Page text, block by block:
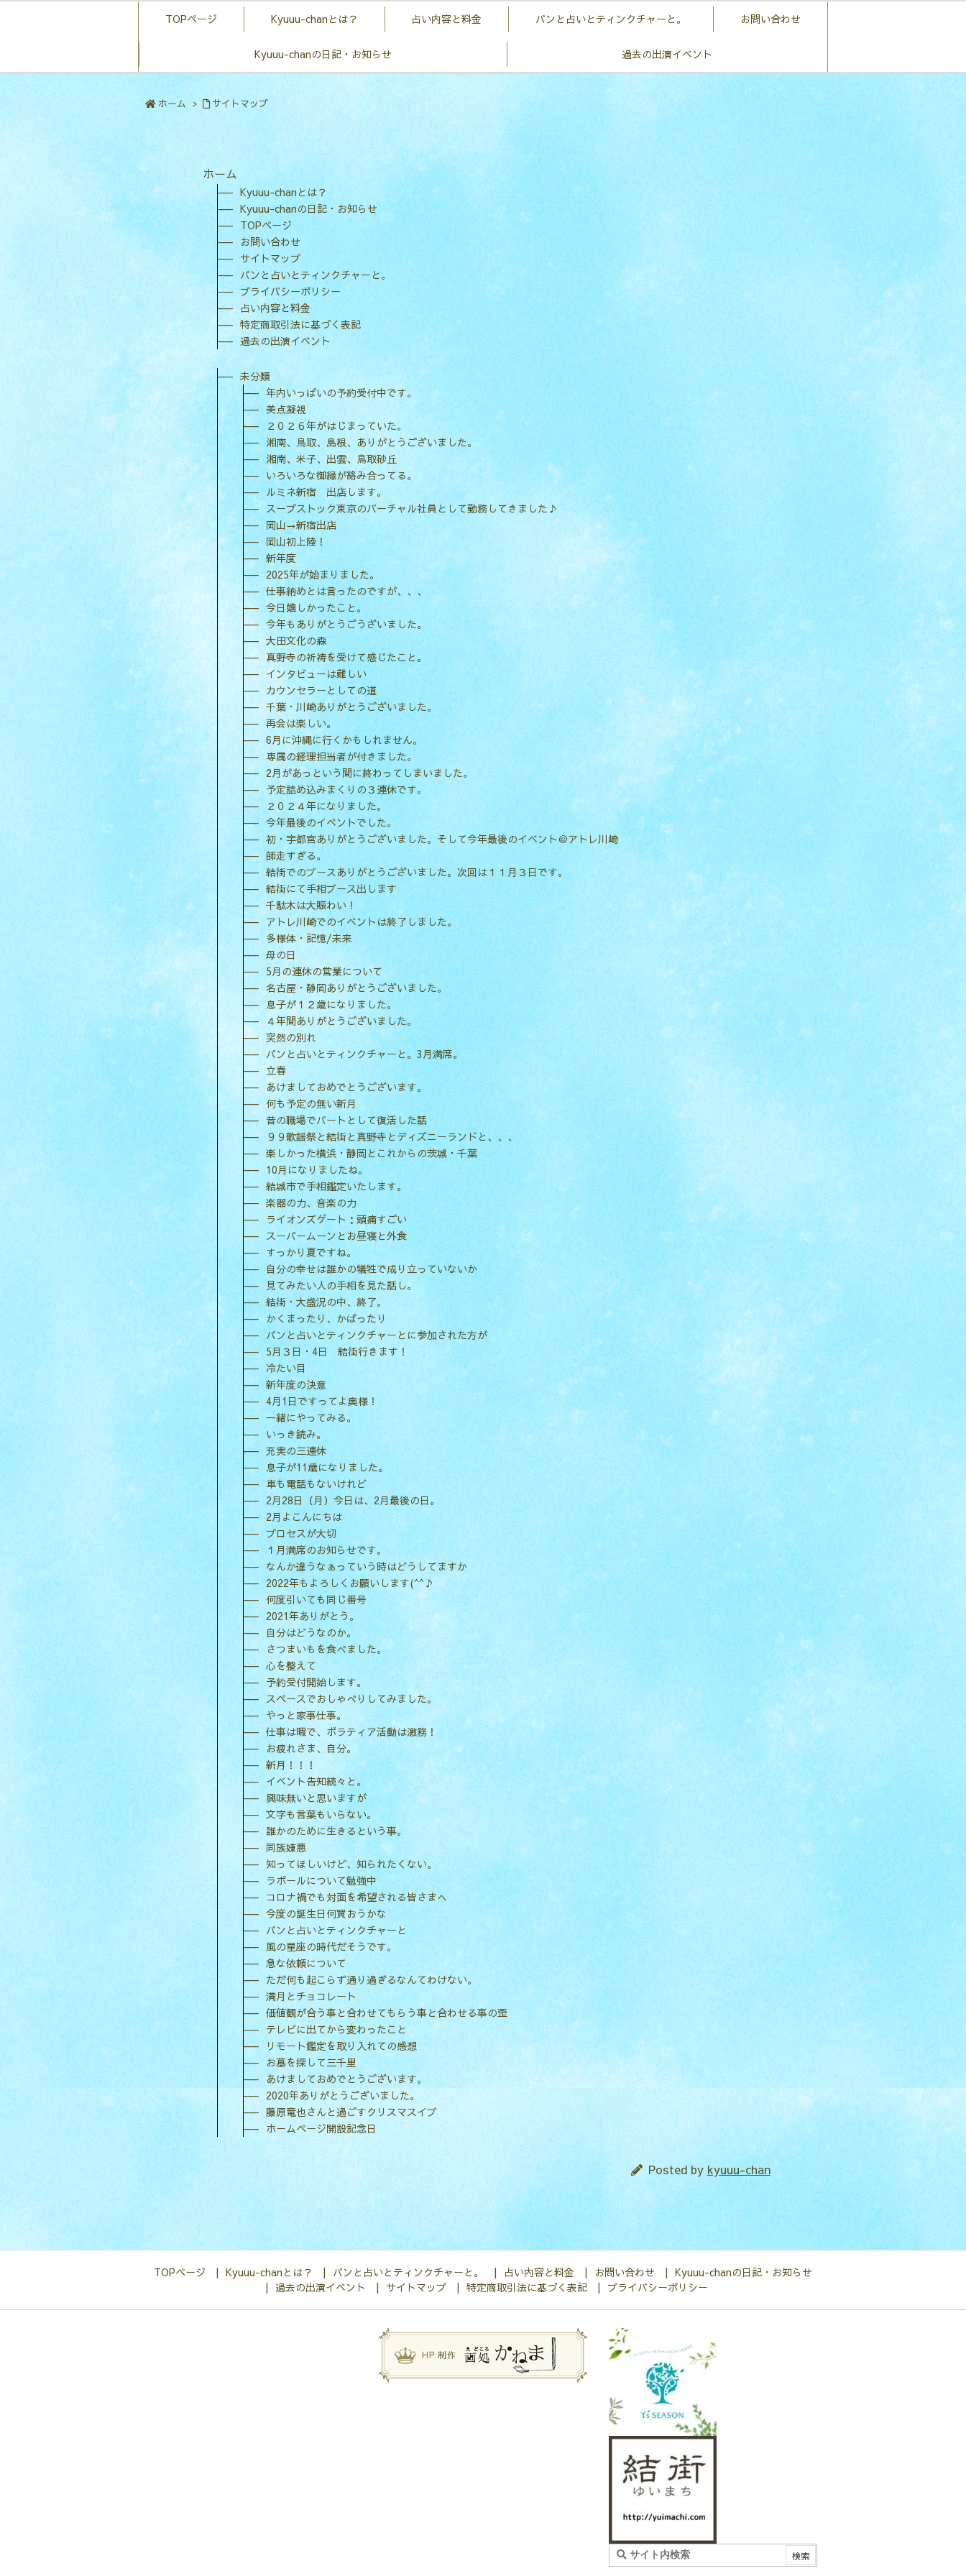
TOPページ Kyuuu-chanとは？ 占い内容と料金 パンと占いとティンクチャーと。 お問い合わせ
Kyuuu-chanの日記・お知らせ 過去の出演イベント
ホーム > サイトマップ
ホーム
Kyuuu-chanとは？
Kyuuu-chanの日記・お知らせ
TOPページ
お問い合わせ
サイトマップ
パンと占いとティンクチャーと。
プライバシーポリシー
占い内容と料金
特定商取引法に基づく表記
過去の出演イベント
未分類
年内いっぱいの予約受付中です。
美点凝視
２０２６年がはじまっていた。
湘南、鳥取、島根、ありがとうございました。
湘南、米子、出雲、鳥取砂丘
いろいろな御縁が絡み合ってる。
ルミネ新宿 出店します。
スープストック東京のバーチャル社員として勤務してきました♪
岡山→新宿出店
岡山初上陸！
新年度
2025年が始まりました。
仕事納めとは言ったのですが、、、
今日嬉しかったこと。
今年もありがとうごうざいました。
大田文化の森
真野寺の祈祷を受けて感じたこと。
インタビューは難しい
カウンセラーとしての道
千葉・川崎ありがとうございました。
再会は楽しい。
6月に沖縄に行くかもしれません。
専属の経理担当者が付きました。
2月があっという間に終わってしまいました。
予定詰め込みまくりの３連休です。
２０２４年になりました。
今年最後のイベントでした。
初・宇都宮ありがとうございました。そして今年最後のイベント＠アトレ川崎
師走すぎる。
結街でのブースありがとうございました。次回は１１月３日です。
結街にて手相ブース出します
千駄木は大賑わい！
アトレ川崎でのイベントは終了しました。
多様体・記憶/未来
母の日
5月の連休の営業について
名古屋・静岡ありがとうございました。
息子が１２歳になりました。
４年間ありがとうございました。
突然の別れ
パンと占いとティンクチャーと。3月満席。
立春
あけましておめでとうございます。
何も予定の無い新月
昔の職場でパートとして復活した話
９９歌謡祭と結街と真野寺とディズニーランドと、、、
楽しかった横浜・静岡とこれからの茨城・千葉
10月になりましたね。
結城市で手相鑑定いたします。
楽器の力、音楽の力
ライオンズゲート：頭痛すごい
スーパームーンとお昼寝と外食
すっかり夏ですね。
自分の幸せは誰かの犠牲で成り立っていないか
見てみたい人の手相を見た話し。
結街・大盛況の中、終了。
かくまったり、かばったり
パンと占いとティンクチャーとに参加された方が
5月３日・4日 結街行きます！
冷たい目
新年度の決意
4月1日ですってよ奥様！
一緒にやってみる。
いっき読み。
充実の三連休
息子が11歳になりました。
車も電話もないけれど
2月28日（月）今日は、2月最後の日。
2月よこんにちは
プロセスが大切
１月満席のお知らせです。
なんか違うなぁっていう時はどうしてますか
2022年もよろしくお願いします(^^♪
何度引いても同じ番号
2021年ありがとう。
自分はどうなのか。
さつまいもを食べました。
心を整えて
予約受付開始します。
スペースでおしゃべりしてみました。
やっと家事仕事。
仕事は暇で、ボラティア活動は激務！
お疲れさま、自分。
新月！！！
イベント告知続々と。
興味無いと思いますが
文字も言葉もいらない。
誰かのために生きるという事。
同族嫌悪
知ってほしいけど、知られたくない。
ラポールについて勉強中
コロナ禍でも対面を希望される皆さまへ
今度の誕生日何買おうかな
パンと占いとティンクチャーと
風の星座の時代だそうです。
急な依頼について
ただ何も起こらず通り過ぎるなんてわけない。
満月とチョコレート
価値観が合う事と合わせてもらう事と合わせる事の歪
テレビに出てから変わったこと
リモート鑑定を取り入れての感想
お墓を探して三千里
あけましておめでとうございます。
2020年ありがとうございました。
藤原竜也さんと過ごすクリスマスイブ
ホームページ開設記念日
Posted by kyuuu-chan
TOPページ Kyuuu-chanとは？ パンと占いとティンクチャーと。 占い内容と料金 お問い合わせ
Kyuuu-chanの日記・お知らせ
過去の出演イベント
サイトマップ 特定商取引法に基づく表記 プライバシーポリシー